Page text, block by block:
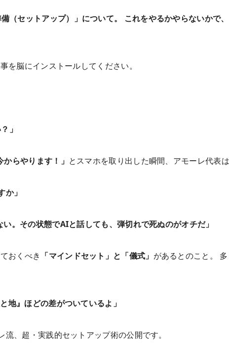
（セットアップ）」について。 これをやるかやらないかで
を脳にインストールしてください。
」
らやります！」 とスマホを取り出した瞬間、アモーレ代表
か」
。その状態でAIと話しても、弾切れで死ぬのがオチだ」
おくべき 「マインドセット」と「儀式」 があるとのこと。
地』ほどの差がついているよ」
、超・実践的セットアップ術の公開です。